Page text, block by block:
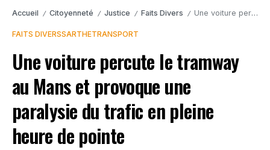
Accueil / Citoyenneté / Justice / Faits Divers / Une voiture percute le tramway au Mans et provoque une paralysie du trafic en pleine heure de pointe
FAITS DIVERSSARTHETRANSPORT
Une voiture percute le tramway
au Mans et provoque une
paralysie du trafic en pleine
heure de pointe